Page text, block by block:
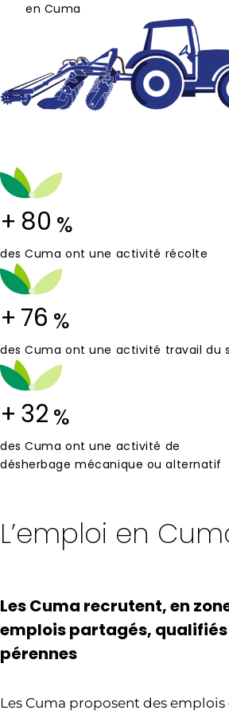
en Cuma
+ 80 %
des Cuma ont une activité récolte
+ 76 %
des Cuma ont une activité travail du
+ 32 %
des Cuma ont une activité de
désherbage mécanique ou alternatif
L’emploi en
Les Cuma recrutent, en
emplois partagés,
pérennes
Les Cuma proposent des emplois